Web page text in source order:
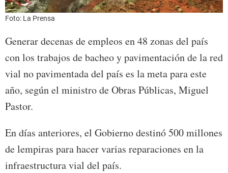
Foto: La Prensa
Generar decenas de empleos en 48 zonas del país
con los trabajos de bacheo y pavimentación de la red
vial no pavimentada del país es la meta para este
año, según el ministro de Obras Públicas, Miguel
Pastor.
En días anteriores, el Gobierno destinó 500 millones
de lempiras para hacer varias reparaciones en la
infraestructura vial del país.